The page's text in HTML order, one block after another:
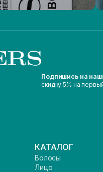
Подпишись на
скидку 5% на
КАТАЛОГ
Волосы
Лицо